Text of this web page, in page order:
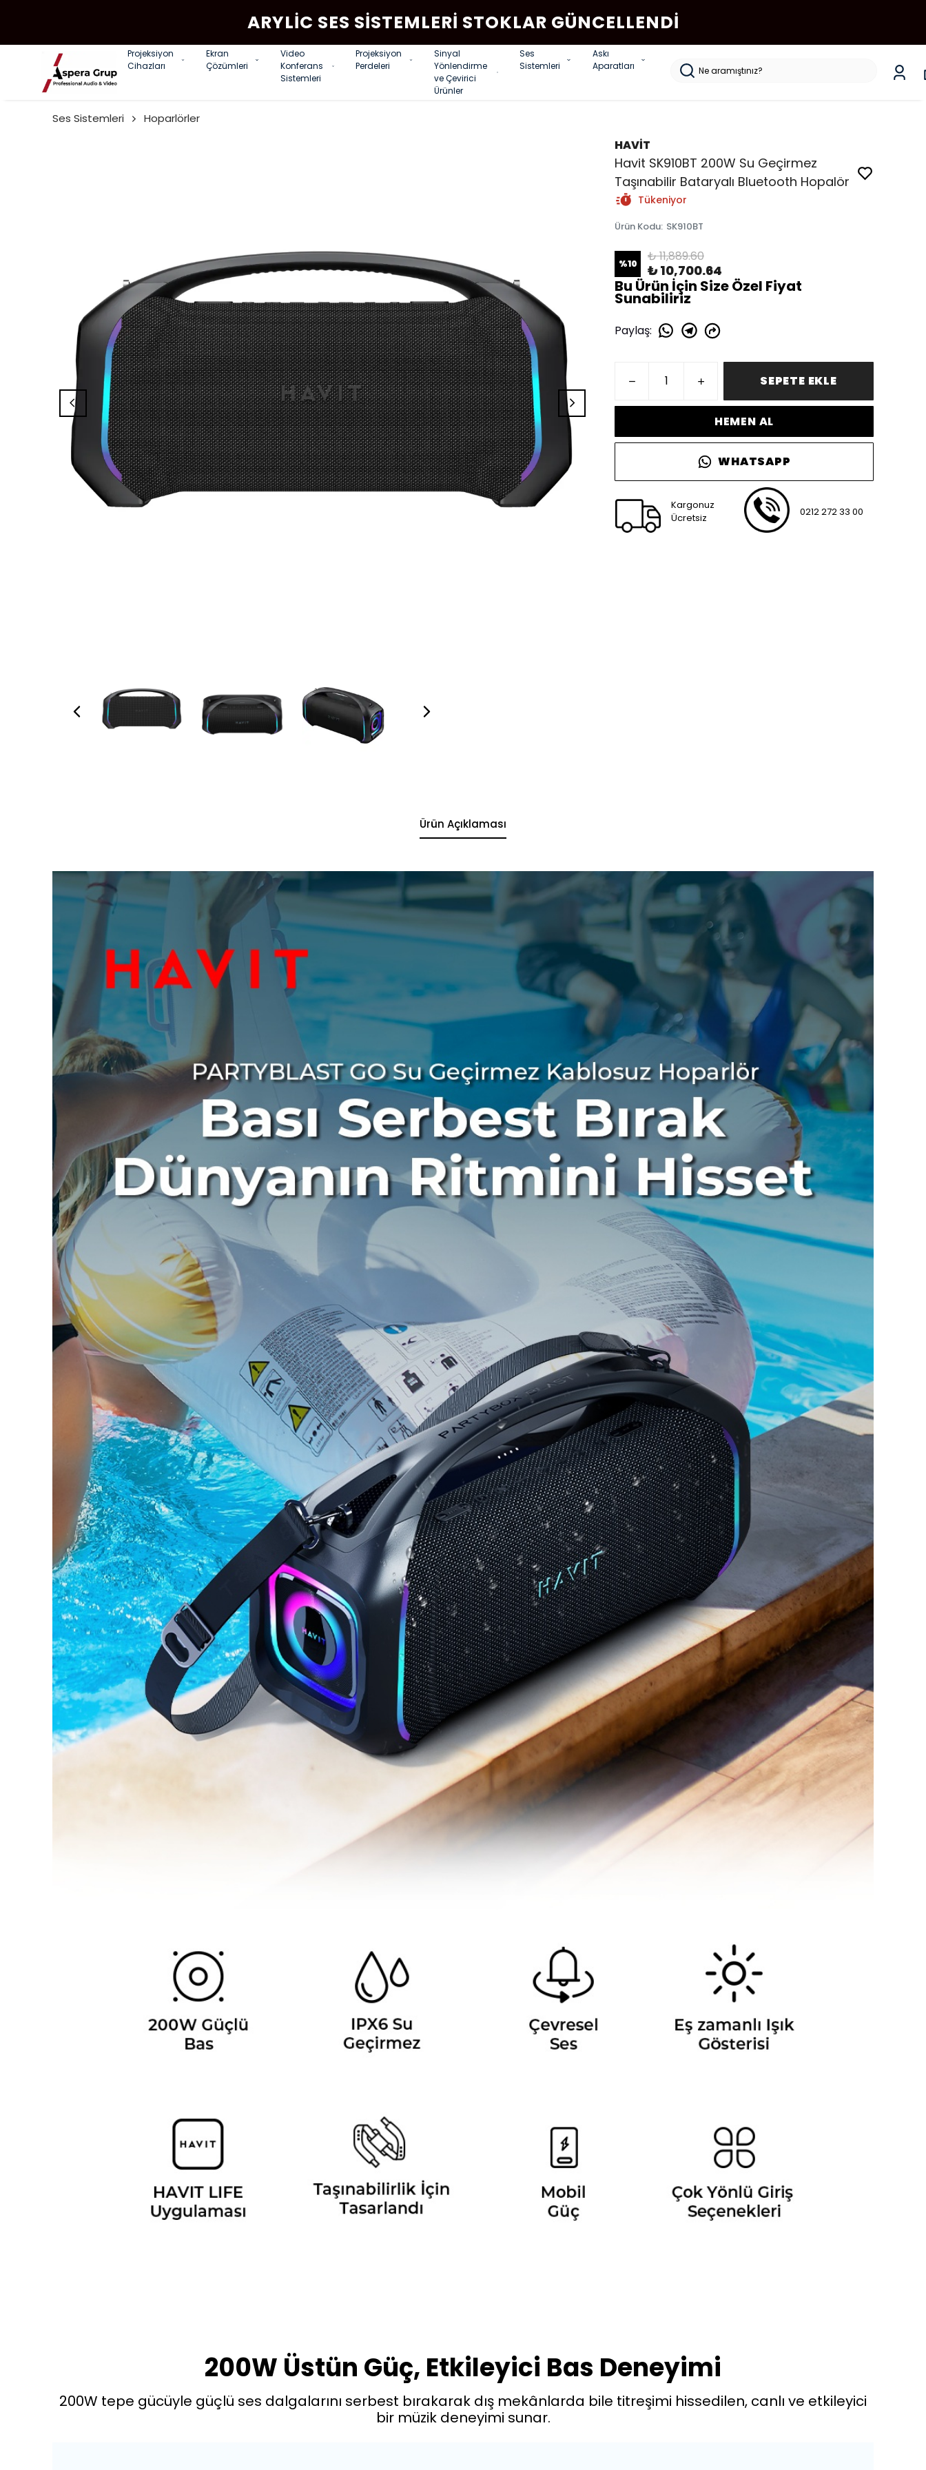
ARYLIC SES SISTEMLERI STOKLAR GÜNCELLENDI
Projeksiyon
Cihazları
Ekran
Çözümleri
Video
Konferans
Sistemleri
Projeksiyon
Perdeleri
Sinyal
Yönlendirme
ve Çevirici
Ürünler
Ses
Sistemleri
Askı
Aparatları
Ses Sistemleri Hoparlörler
HAVİT
Havit SK910BT 200W Su Geçirmez
Taşınabilir Bataryalı Bluetooth Hopalör
Tükeniyor
Ürün Kodu: SK910BT
%10 ₺ 11,889.60
₺ 10,700.64
Bu Ürün İçin Size Özel Fiyat
Sunabiliriz
Paylaş:
SEPETE EKLE
HEMEN AL
WHATSAPP
Kargonuz
Ücretsiz
0212 272 33 00
Ürün Açıklaması
200W Üstün Güç, Etkileyici Bas Deneyimi
200W tepe gücüyle güçlü ses dalgalarını serbest bırakarak dış mekânlarda bile titreşimi hissedilen, canlı ve etkileyici
bir müzik deneyimi sunar.